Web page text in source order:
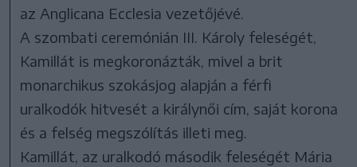
az Anglicana Ecclesia vezetőjévé.
A szombati ceremónián III. Károly feleségét,
Kamillát is megkoronázták, mivel a brit
monarchikus szokásjog alapján a férfi
uralkodók hitvesét a királynői cím, saját korona
és a felség megszólítás illeti meg.
Kamillát, az uralkodó második feleségét Mária